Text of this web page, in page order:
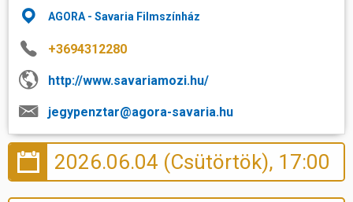
AGORA - Savaria Filmszínház
+3694312280
http://www.savariamozi.hu/
jegypenztar@agora-savaria.hu
2026.06.04 (Csütörtök), 17:00